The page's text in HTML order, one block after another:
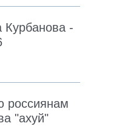
Курбанова -
россиянам
"ахуй"